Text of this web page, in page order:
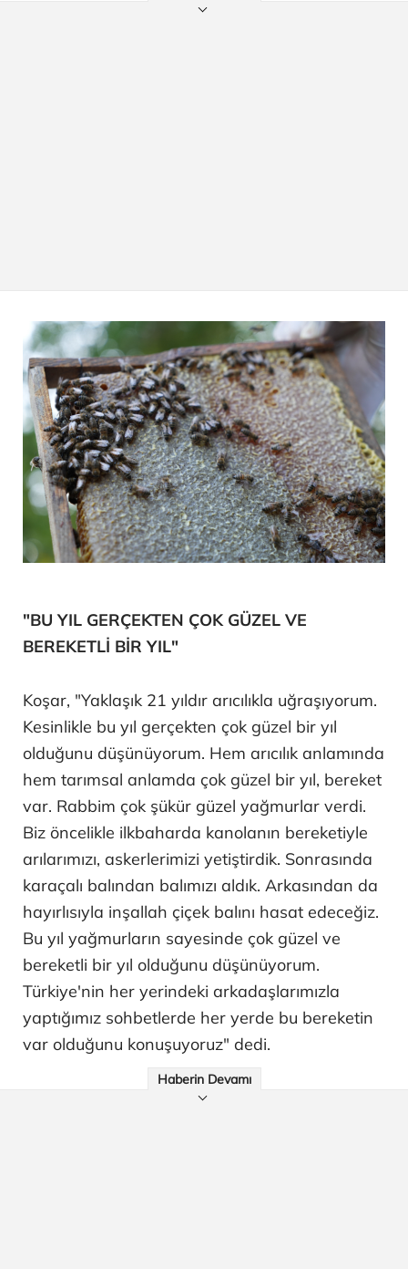
"BU YIL GERÇEKTEN ÇOK GÜZEL VE
BEREKETLİ BİR YIL"
Koşar, "Yaklaşık 21 yıldır arıcılıkla uğraşıyorum.
Kesinlikle bu yıl gerçekten çok güzel bir yıl
olduğunu düşünüyorum. Hem arıcılık anlamında
hem tarımsal anlamda çok güzel bir yıl, bereket
var. Rabbim çok şükür güzel yağmurlar verdi.
Biz öncelikle ilkbaharda kanolanın bereketiyle
arılarımızı, askerlerimizi yetiştirdik. Sonrasında
karaçalı balından balımızı aldık. Arkasından da
hayırlısıyla inşallah çiçek balını hasat edeceğiz.
Bu yıl yağmurların sayesinde çok güzel ve
bereketli bir yıl olduğunu düşünüyorum.
Türkiye'nin her yerindeki arkadaşlarımızla
yaptığımız sohbetlerde her yerde bu bereketin
var olduğunu konuşuyoruz" dedi.
Haberin Devamı